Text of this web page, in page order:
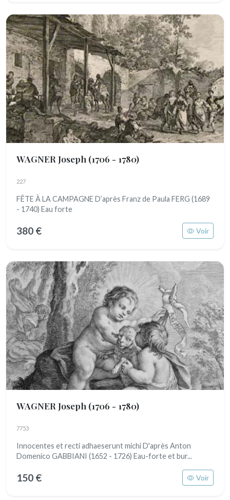
WAGNER Joseph (1706 - 1780)
227
FÊTE À LA CAMPAGNE D’après Franz de Paula FERG (1689
- 1740) Eau forte
380 € Voir
WAGNER Joseph (1706 - 1780)
7753
Innocentes et recti adhaeserunt michi D'après Anton
Domenico GABBIANI (1652 - 1726) Eau-forte et bur...
150 € Voir